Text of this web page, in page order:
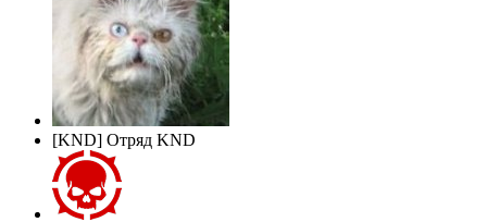
[KND] Отряд KND